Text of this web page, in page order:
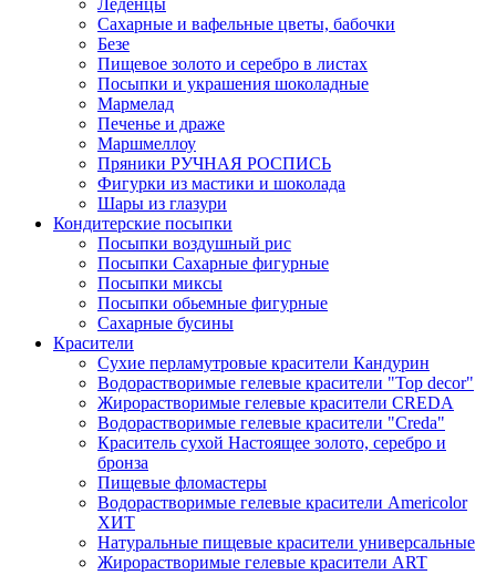
Леденцы
Сахарные и вафельные цветы, бабочки
Безе
Пищевое золото и серебро в листах
Посыпки и украшения шоколадные
Мармелад
Печенье и драже
Маршмеллоу
Пряники РУЧНАЯ РОСПИСЬ
Фигурки из мастики и шоколада
Шары из глазури
Кондитерские посыпки
Посыпки воздушный рис
Посыпки Сахарные фигурные
Посыпки миксы
Посыпки обьемные фигурные
Сахарные бусины
Красители
Сухие перламутровые красители Кандурин
Водорастворимые гелевые красители "Top decor"
Жирорастворимые гелевые красители CREDA
Водорастворимые гелевые красители "Creda"
Краситель сухой Настоящее золото, серебро и
бронза
Пищевые фломастеры
Водорастворимые гелевые красители Americolor
ХИТ
Натуральные пищевые красители универсальные
Жирорастворимые гелевые красители ART